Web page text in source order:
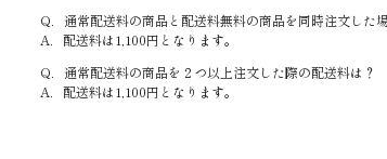
Q．通常配送料の商品と配送料無料の商品を同時注文した
A．配送料は1,100円となります。
Q．通常配送料の商品を２つ以上注文した際の配送料は？
A． 配送料は1,100円となります。